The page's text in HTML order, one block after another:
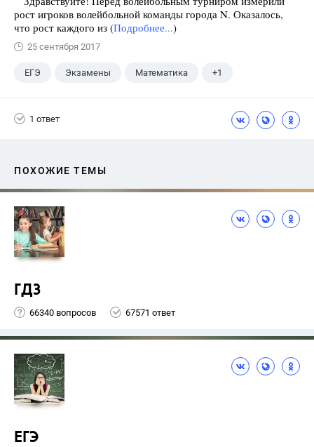
рост игроков волейбольной команды города N. Оказалось,
что рост каждого из (Подробнее...)
25 сентября 2017
ЕГЭ Экзамены Математика +1
1 ответ
ПОХОЖИЕ ТЕМЫ
ГДЗ
66340 вопросов 67571 ответ
ЕГЭ